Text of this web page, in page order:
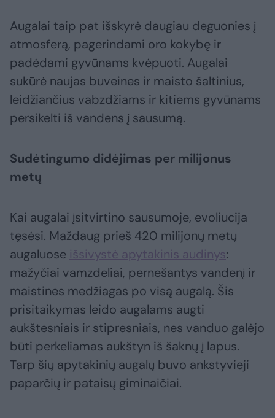
Augalai taip pat išskyrė daugiau deguonies į
atmosferą, pagerindami oro kokybę ir
padėdami gyvūnams kvėpuoti. Augalai
sukūrė naujas buveines ir maisto šaltinius,
leidžiančius vabzdžiams ir kitiems gyvūnams
persikelti iš vandens į sausumą.
Sudėtingumo didėjimas per milijonus
metų
Kai augalai įsitvirtino sausumoje, evoliucija
tęsėsi. Maždaug prieš 420 milijonų metų
augaluose išsivystė apytakinis audinys:
mažyčiai vamzdeliai, pernešantys vandenį ir
maistines medžiagas po visą augalą. Šis
prisitaikymas leido augalams augti
aukštesniais ir stipresniais, nes vanduo galėjo
būti perkeliamas aukštyn iš šaknų į lapus.
Tarp šių apytakinių augalų buvo ankstyvieji
paparčių ir pataisų giminaičiai.